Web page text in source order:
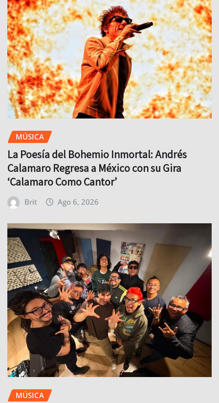
MÚSICA
La Poesía del Bohemio Inmortal: Andrés
Calamaro Regresa a México con su Gira
‘Calamaro Como Cantor’
Brit Ago 6, 2026
MÚSICA